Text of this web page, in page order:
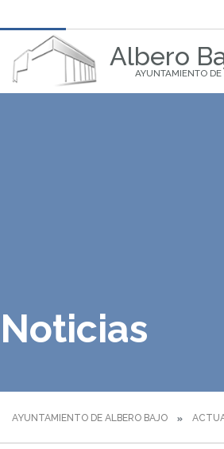
Albero
AYUNTAMIENTO DE
Noticias
AYUNTAMIENTO DE ALBERO BAJO